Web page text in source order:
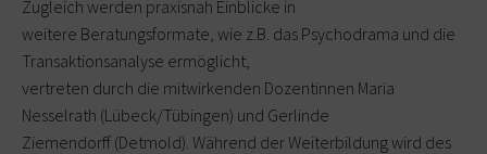
Zugleich werden praxisnah Einblicke in
weitere Beratungsformate, wie z.B. das Psychodrama und die
Transaktionsanalyse ermöglicht,
vertreten durch die mitwirkenden Dozentinnen Maria
Nesselrath (Lübeck/Tübingen) und Gerlinde
Ziemendorff (Detmold). Während der Weiterbildung wird des